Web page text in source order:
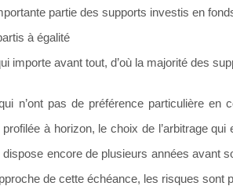
partie des supports investis en
à égalité
importe avant tout, d’où la majorité des
n’ont pas de préférence particulière en
à horizon, le choix de l’arbitrage
encore de plusieurs années avant
de cette échéance, les risques sont